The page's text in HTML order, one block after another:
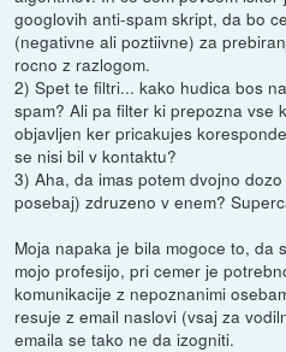
googlovih anti-spam skript, da bo
(negativne ali poztiivne) za
rocno z razlogom.
2) Spet te filtri... kako hudica bos
spam? Ali pa filter ki prepozna vse
objavljen ker pricakujes
se nisi bil v kontaktu?
3) Aha, da imas potem dvojno
posebaj) zdruzeno v enem?
Moja napaka je bila mogoce to, da
mojo profesijo, pri cemer je
komunikacije z nepoznanimi
resuje z email naslovi (vsaj za
emaila se tako ne da izogniti.